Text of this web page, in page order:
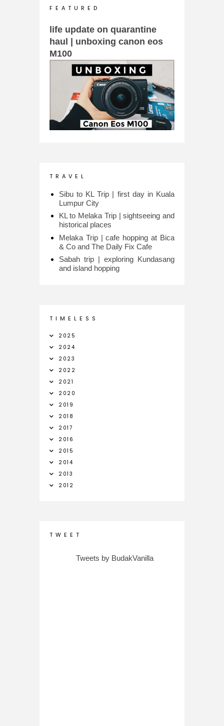
F E A T U R E D
life update on quarantine
haul | unboxing canon eos
M100
T R A V E L
Sibu to KL Trip | first day in Kuala
Lumpur City
KL to Melaka Trip | sightseeing and
historical places
Melaka Trip | cafe hopping at Bica
& Co and The Daily Fix Cafe
Sabah trip | exploring Kundasang
and island hopping
T I M E L E S S
2025
2024
2023
2022
2021
2020
2019
2018
2017
2016
2015
2014
2013
2012
T W E E T
Tweets by BudakVanilla